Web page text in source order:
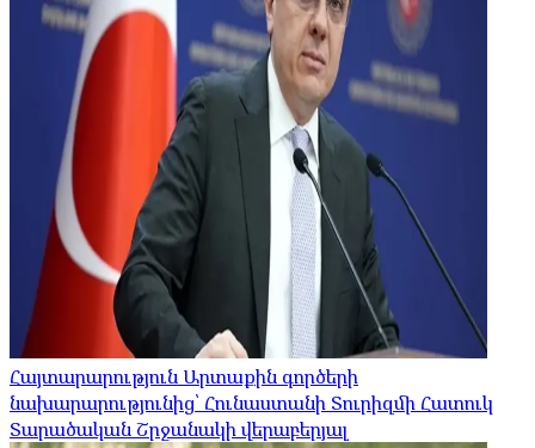
Հայտարարություն Արտաքին գործերի
նախարարությունից՝ Հունաստանի Տուրիզմի Հատուկ
Տարածական Շրջանակի վերաբերյալ